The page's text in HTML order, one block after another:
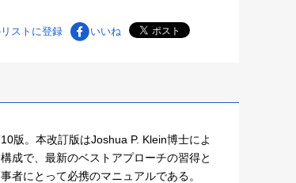
ストに登録 いいね
版。本改訂版はJoshua P. Klein博士によ
成で、最新のベストアプローチの習得と
者にとって必携のマニュアルである。